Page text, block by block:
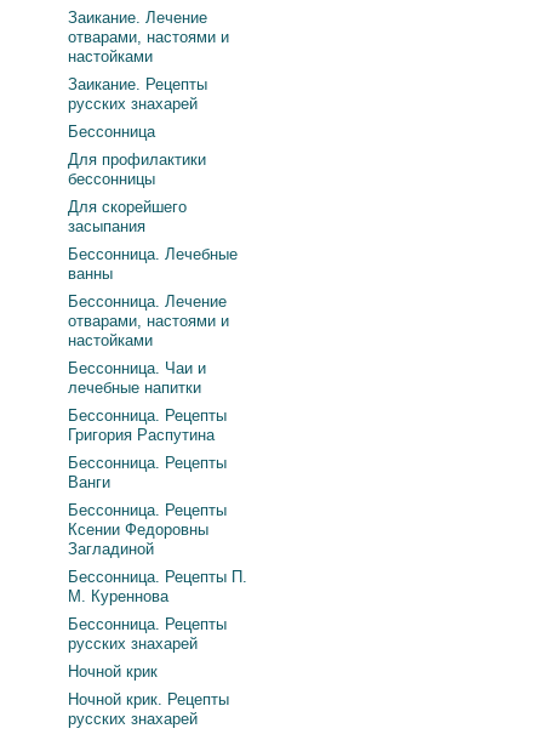
Заикание. Лечение
отварами, настоями и
настойками
Заикание. Рецепты
русских знахарей
Бессонница
Для профилактики
бессонницы
Для скорейшего
засыпания
Бессонница. Лечебные
ванны
Бессонница. Лечение
отварами, настоями и
настойками
Бессонница. Чаи и
лечебные напитки
Бессонница. Рецепты
Григория Распутина
Бессонница. Рецепты
Ванги
Бессонница. Рецепты
Ксении Федоровны
Загладиной
Бессонница. Рецепты П.
М. Куреннова
Бессонница. Рецепты
русских знахарей
Ночной крик
Ночной крик. Рецепты
русских знахарей